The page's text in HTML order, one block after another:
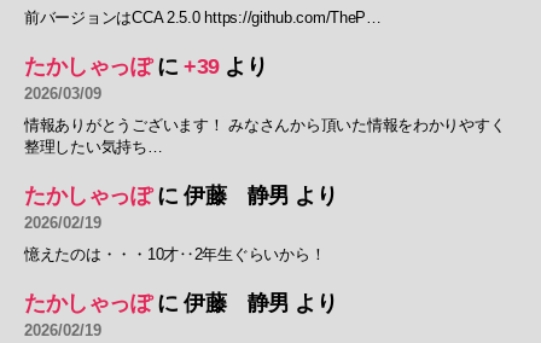
前バージョンはCCA 2.5.0 https://github.com/TheP…
たかしゃっぽに +39より
2026/03/09
情報ありがとうございます！ みなさんから頂いた情報をわかりやすく
整理したい気持ち…
たかしゃっぽに 伊藤 静男 より
2026/02/19
憶えたのは・・・10才‥2年生ぐらいから！
たかしゃっぽに 伊藤 静男 より
2026/02/19